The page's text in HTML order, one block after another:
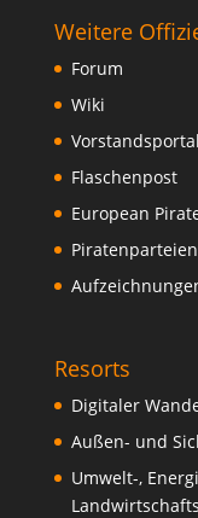
Weitere
Forum
Wiki
Vorstandsportal
Flaschenpost
European
Resorts
Digitaler
Außen- und
Umwelt-,